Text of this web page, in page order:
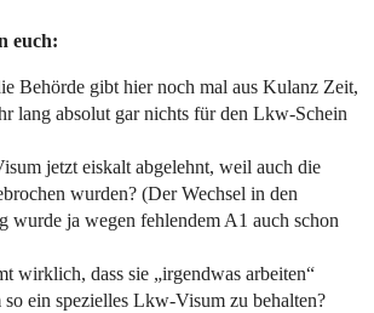
euch:
Behörde gibt hier noch mal aus Kulanz Zeit,
lang absolut gar nichts für den Lkw-Schein
jetzt eiskalt abgelehnt, weil auch die
wurden? (Der Wechsel in den
wurde ja wegen fehlendem A1 auch schon
wirklich, dass sie „irgendwas arbeiten“
so ein spezielles Lkw-Visum zu behalten?